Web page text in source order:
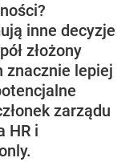
inne decyzje
złożony
znacznie lepiej
zarządu
HR i